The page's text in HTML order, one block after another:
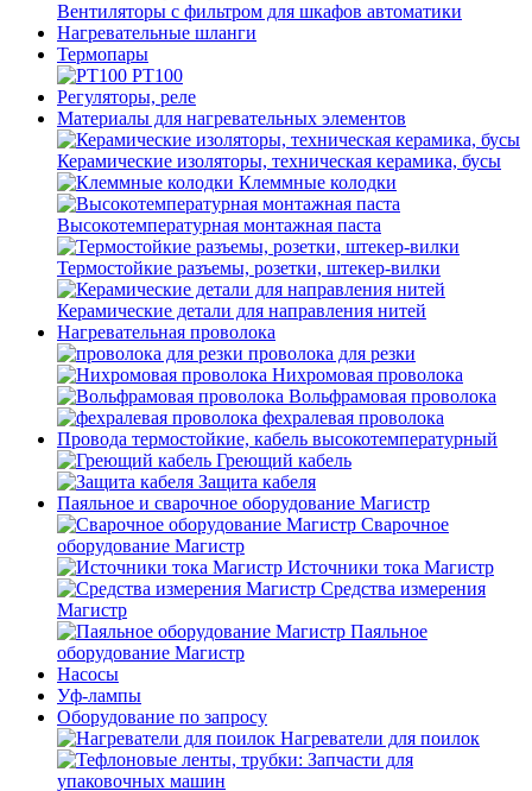
Вентиляторы с фильтром для шкафов автоматики
Нагревательные шланги
Термопары
PT100
Регуляторы, реле
Материалы для нагревательных элементов
Керамические изоляторы, техническая керамика, бусы
Клеммные колодки
Высокотемпературная монтажная паста
Термостойкие разъемы, розетки, штекер-вилки
Керамические детали для направления нитей
Нагревательная проволока
проволока для резки
Нихромовая проволока
Вольфрамовая проволока
фехралевая проволока
Провода термостойкие, кабель высокотемпературный
Греющий кабель
Защита кабеля
Паяльное и сварочное оборудование Магистр
Сварочное
оборудование Магистр
Источники тока Магистр
Средства измерения
Магистр
Паяльное
оборудование Магистр
Насосы
Уф-лампы
Оборудование по запросу
Нагреватели для поилок